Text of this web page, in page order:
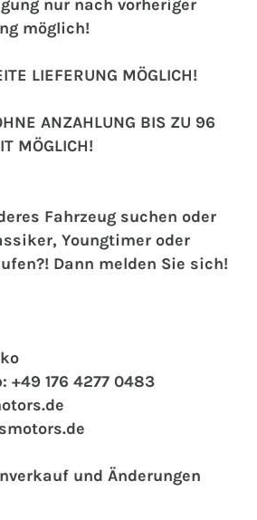
nur nach vorheriger
möglich!
LIEFERUNG MÖGLICH!
ANZAHLUNG BIS ZU 96
MÖGLICH!
Fahrzeug suchen oder
Youngtimer oder
Dann melden Sie sich!
+49 176 4277 0483
und Änderungen